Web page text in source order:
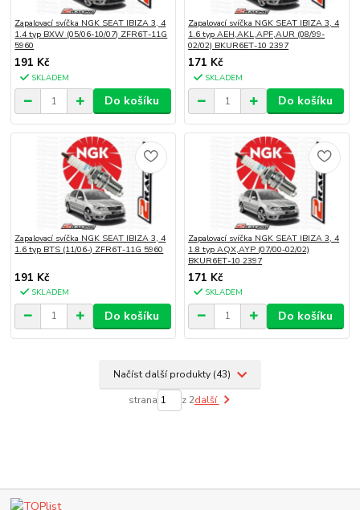
Zapalovací svíčka NGK SEAT IBIZA 3, 4
1.4 typ BXW (05/06-10/07) ZFR6T-11G
5960
191 Kč
SKLADEM
Do košíku
Zapalovací svíčka NGK SEAT IBIZA 3, 4
1.6 typ AEH,AKL,APF,AUR (08/99-
02/02) BKUR6ET-10 2397
171 Kč
SKLADEM
Do košíku
Zapalovací svíčka NGK SEAT IBIZA 3, 4
1.6 typ BTS (11/06-) ZFR6T-11G 5960
191 Kč
SKLADEM
Do košíku
Zapalovací svíčka NGK SEAT IBIZA 3, 4
1.8 typ AQX,AYP (07/00-02/02)
BKUR6ET-10 2397
171 Kč
SKLADEM
Do košíku
Načíst další produkty (43)
strana z 2další